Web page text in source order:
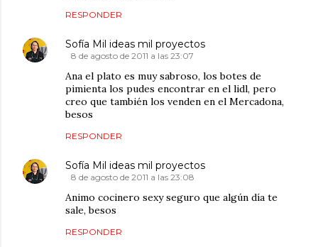
RESPONDER
Sofía Mil ideas mil proyectos
8 de agosto de 2011 a las 23:07
Ana el plato es muy sabroso, los botes de
pimienta los pudes encontrar en el lidl, pero
creo que también los venden en el Mercadona,
besos
RESPONDER
Sofía Mil ideas mil proyectos
8 de agosto de 2011 a las 23:08
Animo cocinero sexy seguro que algún día te
sale, besos
RESPONDER